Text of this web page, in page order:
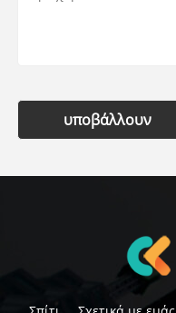
υποβάλλουν